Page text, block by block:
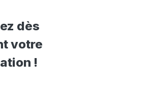
dès
votre
!